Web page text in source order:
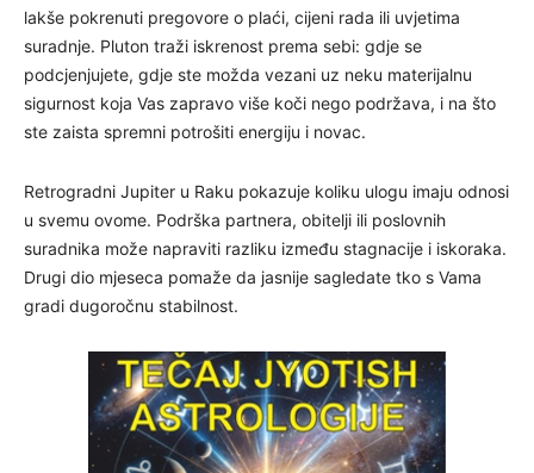
lakše pokrenuti pregovore o plaći, cijeni rada ili uvjetima
suradnje. Pluton traži iskrenost prema sebi: gdje se
podcjenjujete, gdje ste možda vezani uz neku materijalnu
sigurnost koja Vas zapravo više koči nego podržava, i na što
ste zaista spremni potrošiti energiju i novac.
Retrogradni Jupiter u Raku pokazuje koliku ulogu imaju odnosi
u svemu ovome. Podrška partnera, obitelji ili poslovnih
suradnika može napraviti razliku između stagnacije i iskoraka.
Drugi dio mjeseca pomaže da jasnije sagledate tko s Vama
gradi dugoročnu stabilnost.